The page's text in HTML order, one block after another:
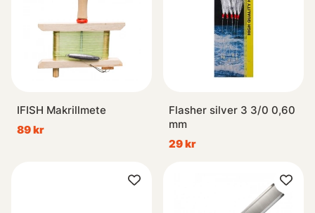
IFISH Makrillmete
89 kr
Flasher silver 3 3/0 0,60
mm
29 kr